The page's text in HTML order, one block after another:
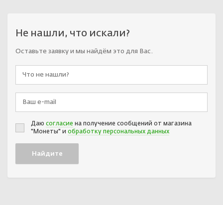
Не нашли, что искали?
Оставьте заявку и мы найдём это для Вас.
Даю согласие на получение сообщений от магазина
"Монеты" и обработку персональных данных